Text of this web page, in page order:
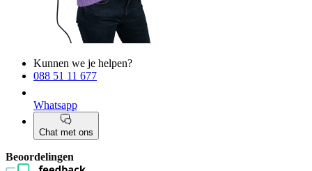
Kunnen we je helpen?
088 51 11 677
Whatsapp
Chat met ons
Beoordelingen